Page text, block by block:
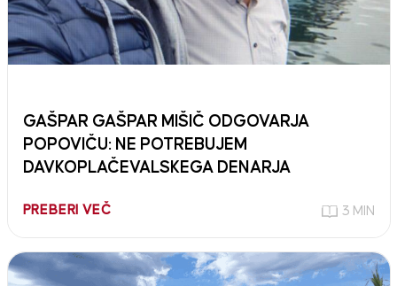
GAŠPAR GAŠPAR MIŠIČ ODGOVARJA
POPOVIČU: NE POTREBUJEM
DAVKOPLAČEVALSKEGA DENARJA
PREBERI VEČ 3 MIN